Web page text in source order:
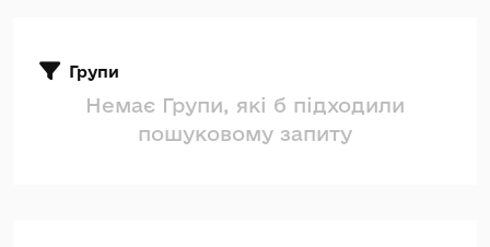
Групи
Немає Групи, які б підходили
пошуковому запиту